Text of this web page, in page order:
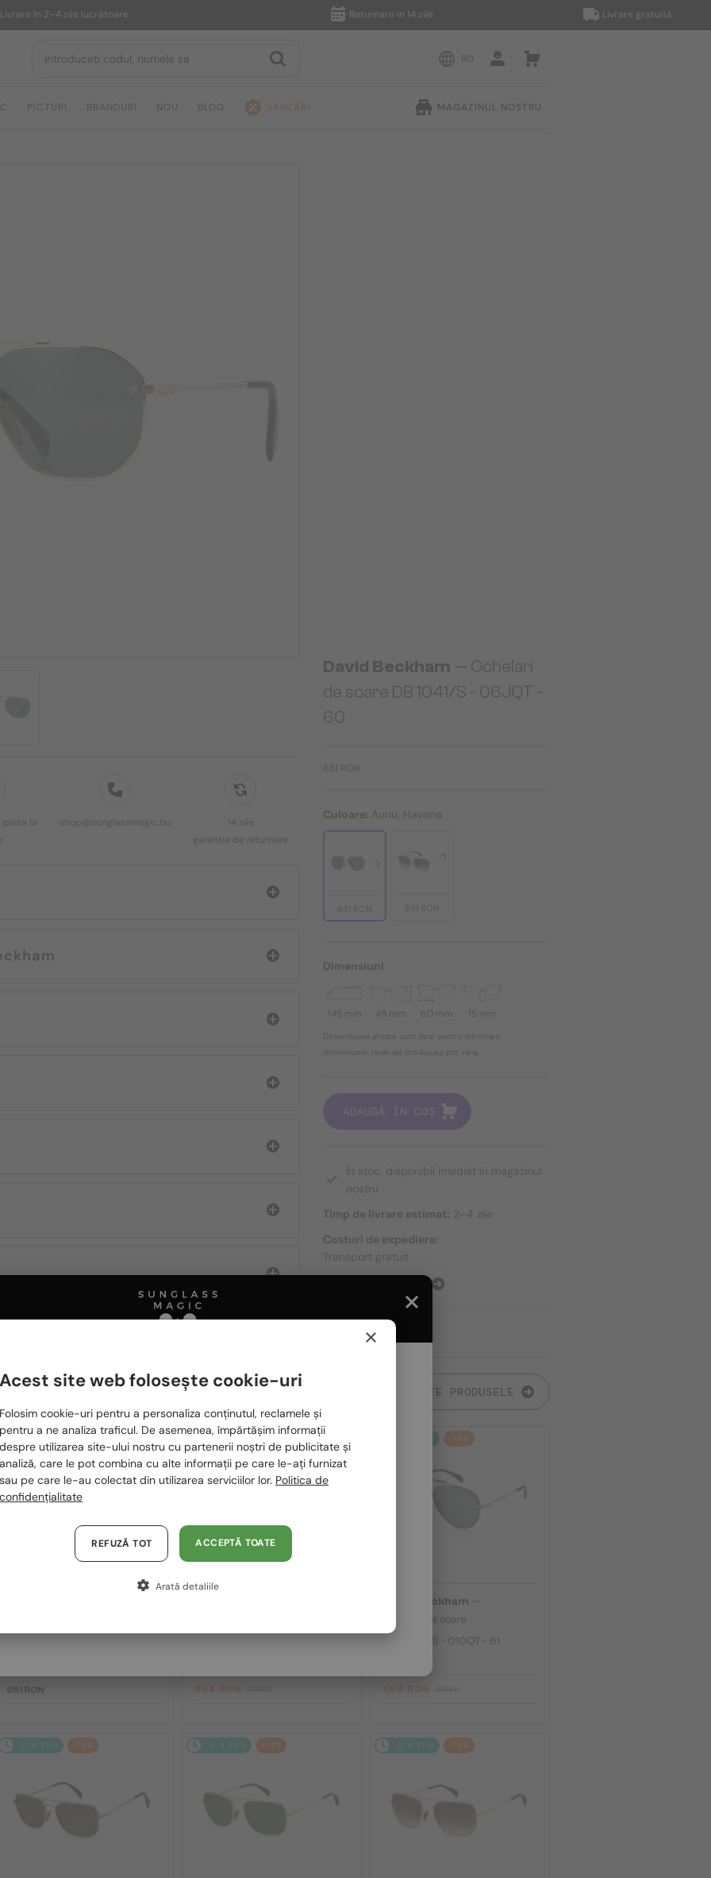
în 2–4 zile lucrătoare Returnare în 14 zile Livrare gratuită
RO
PICTURI BRANDURI NOU BLOG VÂNZĂRI MAGAZINUL NOSTRU
plata la
shop@sunglassmagic.hu
14 zile
garanție de returnare
Beckham
David Beckham — Ochelari
de soare DB 1041/S - 06JQT -
60
651 RON
Culoare: Auriu, Havana
651 RON 651 RON
Dimensiuni
145 mm 48 mm 60 mm 15 mm
Dimensiunile afișate sunt doar pentru informare,
dimensiunile reale ale produsului pot varia.
ADAUGĂ ÎN COȘ
În stoc, disponibil imediat în magazinul
nostru
Timp de livrare estimat: 2–4 zile
Costuri de expediere:
Transport gratuit
FIȚI INTERESAȚI ȘI DE TOATE PRODUSELE
2-4 ZILE
651 RON
2-4 ZILE -14%
564 RON
-14%
David Beckham
Ochelari de soare
DB 7003/S - 010QT - 61
564 RON
2-4 ZILE -14% 2-4 ZILE -14% 2-4 ZILE -14%
Te rugăm să alegi din listă țara potrivită pentru tine:
România / RO
Polska / PL
Magyarország / HU
Austria / AT
Germania / DE
×
Acest site web folosește cookie-uri
Folosim cookie-uri pentru a personaliza conținutul, reclamele și
pentru a ne analiza traficul. De asemenea, împărtășim informații
despre utilizarea site-ului nostru cu partenerii noștri de publicitate și
analiză, care le pot combina cu alte informații pe care le-ați furnizat
sau pe care le-au colectat din utilizarea serviciilor lor. Politica de
confidențialitate
ACCEPTĂ TOATE
REFUZĂ TOT
Arată detaliile